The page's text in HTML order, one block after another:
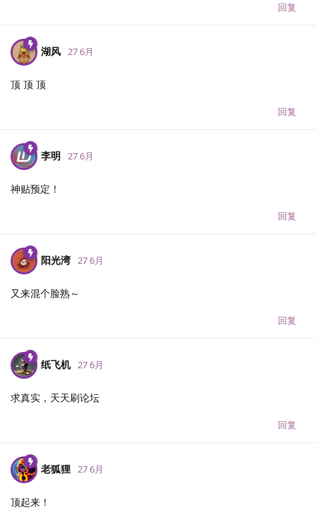
回复
湖风 27 6月
顶 顶 顶
回复
李明 27 6月
神贴预定！
回复
阳光湾 27 6月
又来混个脸熟～
回复
纸飞机 27 6月
求真实，天天刷论坛
回复
老狐狸 27 6月
顶起来！